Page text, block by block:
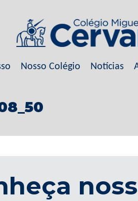
Nosso Colégio Notícias